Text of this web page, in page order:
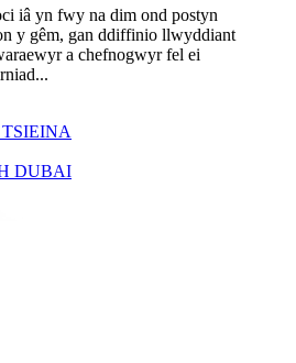
iâ yn fwy na dim ond postyn
y gêm, gan ddiffinio llwyddiant
a chefnogwyr fel ei